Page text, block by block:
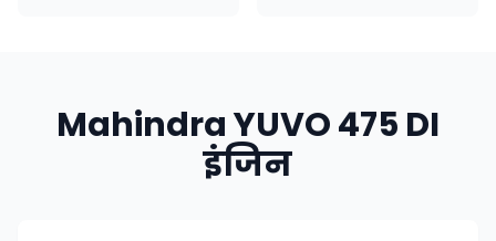
Mahindra YUVO 475 DI
इंजिन